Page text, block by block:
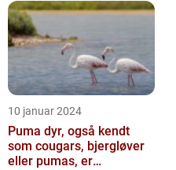
10 januar 2024
Puma dyr, også kendt
som cougars, bjergløver
eller pumas, er